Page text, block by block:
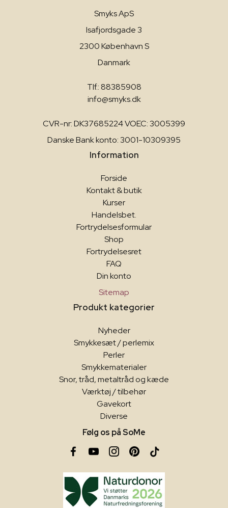
Smyks ApS
Isafjordsgade 3
2300 København S
Danmark
Tlf.: 88385908
info@smyks.dk
CVR-nr: DK37685224 VOEC: 3005399
Danske Bank konto: 3001-10309395
Information
Forside
Kontakt & butik
Kurser
Handelsbet.
Fortrydelsesformular
Shop
Fortrydelsesret
FAQ
Din konto
Sitemap
Produkt kategorier
Nyheder
Smykkesæt / perlemix
Perler
Smykkematerialer
Snor, tråd, metaltråd og kæde
Værktøj / tilbehør
Gavekort
Diverse
Følg os på SoMe